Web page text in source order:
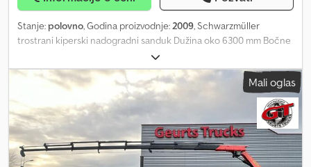
AdBlue rezervoar oko 35 litara, lisnate opruge. Nov, neto cena oko
ponuda je u principu bez novog tehničkog pregleda (TÜV).
Ukoliko želite novi tehnički pregled, rado ćemo Vam pripremiti
ponudu naših partnerskih servisa! Vozilo može biti oblepljeno ili
obeleženo reklamama. Primjenjuju se naši opšti uslovi isporuke i
plaćanja. Rado ćemo Vam pripremiti finansijsku ili lizing ponudu za
ovaj objekat. Slobodno nas kontaktirajte!
Stanje: polovno, Godina proizvodnje:2009, Schwarzmüller
trostrani kiperski nadogradni sanduk Dužina oko 6300 mm Bočne
aluminijumske stranice visine 800 mm, preklopne i njihajuće
Nadogradne stranice od aluminijuma Odlično stanje Zadržavamo
pravo na greške i tipografske propuste! Dsdst R S Acepfx Ai Rock
Mali oglas